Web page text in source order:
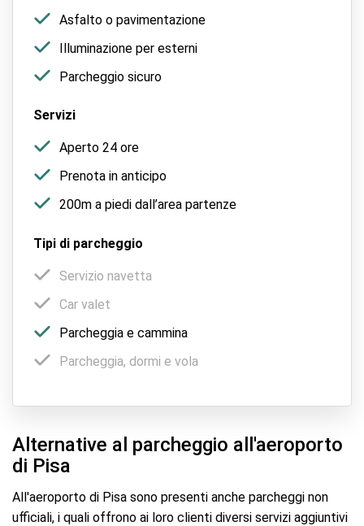
Asfalto o pavimentazione
Illuminazione per esterni
Parcheggio sicuro
Servizi
Aperto 24 ore
Prenota in anticipo
200m a piedi dall’area partenze
Tipi di parcheggio
Servizio navetta
Car valet
Parcheggia e cammina
Parcheggia, dormi e vola
Alternative al parcheggio all'aeroporto
di Pisa
All'aeroporto di Pisa sono presenti anche parcheggi non
ufficiali, i quali offrono ai loro clienti diversi servizi aggiuntivi